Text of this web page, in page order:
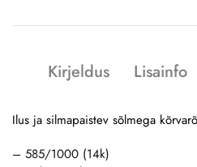
Kirjeldus Lisainfo
Ilus ja silmapaistev sõlmega
– 585/1000 (14k)